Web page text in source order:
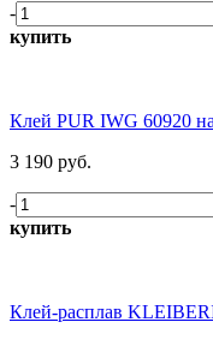
-
купить
Клей PUR IWG 60920
3 190 руб.
-
купить
Клей-расплав